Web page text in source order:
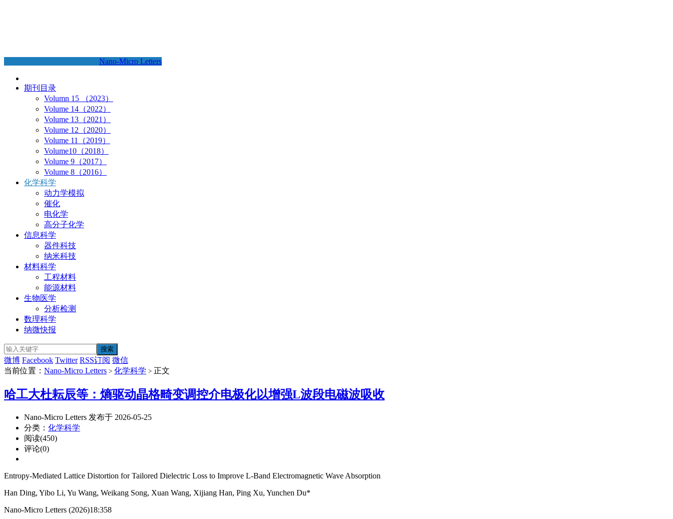
Nano-Micro Letters
期刊目录
Volumn 15 （2023）
Volume 14（2022）
Volume 13（2021）
Volume 12（2020）
Volume 11（2019）
Volume10（2018）
Volume 9（2017）
Volume 8（2016）
化学科学
动力学模拟
催化
电化学
高分子化学
信息科学
器件科技
纳米科技
材料科学
工程材料
能源材料
生物医学
分析检测
数理科学
纳微快报
微博 Facebook Twitter RSS订阅 微信
当前位置： Nano-Micro Letters > 化学科学 > 正文
哈工大杜耘辰等：熵驱动晶格畸变调控介电极化以增强L波段电磁波吸收
Nano-Micro Letters 发布于 2026-05-25
分类： 化学科学
阅读(450)
评论(0)
Entropy-Mediated Lattice Distortion for Tailored Dielectric Loss to Improve L-Band Electromagnetic Wave Absorption
Han Ding, Yibo Li, Yu Wang, Weikang Song, Xuan Wang, Xijiang Han, Ping Xu, Yunchen Du*
Nano-Micro Letters (2026)18:358